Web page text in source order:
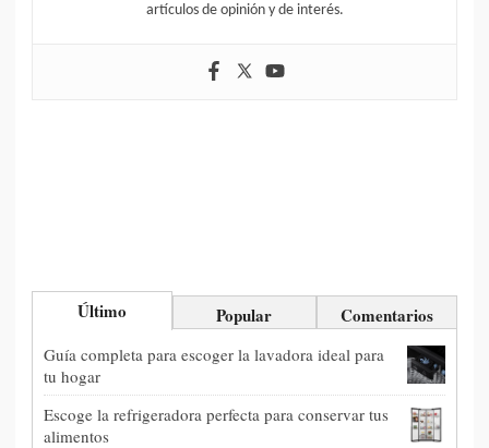
artículos de opinión y de interés.
Último Popular Comentarios
Guía completa para escoger la lavadora ideal para
tu hogar
Escoge la refrigeradora perfecta para conservar tus
alimentos